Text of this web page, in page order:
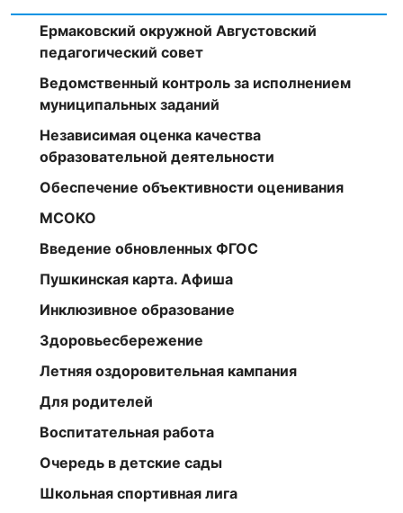
Ермаковский окружной Августовский
педагогический совет
Ведомственный контроль за исполнением
муниципальных заданий
Независимая оценка качества
образовательной деятельности
Обеспечение объективности оценивания
МСОКО
Введение обновленных ФГОС
Пушкинская карта. Афиша
Инклюзивное образование
Здоровьесбережение
Летняя оздоровительная кампания
Для родителей
Воспитательная работа
Очередь в детские сады
Школьная спортивная лига